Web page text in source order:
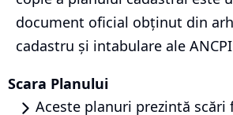
document oficial obținut din
cadastru și intabulare ale
Scara Planului
Aceste planuri prezintă scări